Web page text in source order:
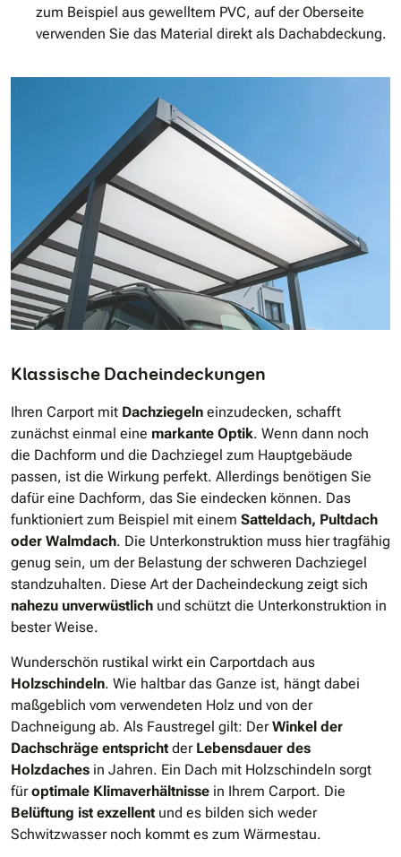
zum Beispiel aus gewelltem PVC, auf der Oberseite
verwenden Sie das Material direkt als Dachabdeckung.
Klassische Dacheindeckungen
Ihren Carport mit Dachziegeln einzudecken, schafft
zunächst einmal eine markante Optik. Wenn dann noch
die Dachform und die Dachziegel zum Hauptgebäude
passen, ist die Wirkung perfekt. Allerdings benötigen Sie
dafür eine Dachform, das Sie eindecken können. Das
funktioniert zum Beispiel mit einem Satteldach, Pultdach
oder Walmdach. Die Unterkonstruktion muss hier tragfähig
genug sein, um der Belastung der schweren Dachziegel
standzuhalten. Diese Art der Dacheindeckung zeigt sich
nahezu unverwüstlich und schützt die Unterkonstruktion in
bester Weise.
Wunderschön rustikal wirkt ein Carportdach aus
Holzschindeln. Wie haltbar das Ganze ist, hängt dabei
maßgeblich vom verwendeten Holz und von der
Dachneigung ab. Als Faustregel gilt: DerWinkel der
Dachschräge entspricht der Lebensdauer des
Holzdaches in Jahren. Ein Dach mit Holzschindeln sorgt
füroptimale Klimaverhältnisse in Ihrem Carport. Die
Belüftung ist exzellent und es bilden sich weder
Schwitzwasser noch kommt es zum Wärmestau.